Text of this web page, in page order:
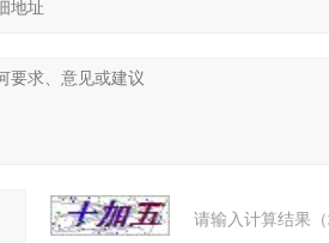
请输入计算结果